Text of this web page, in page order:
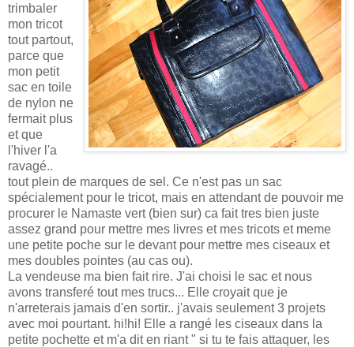
trimbaler
mon tricot
tout partout,
parce que
mon petit
sac en toile
de nylon ne
fermait plus
et que
l'hiver l'a
ravagé..
tout plein de marques de sel. Ce n'est pas un sac
spécialement pour le tricot, mais en attendant de pouvoir me
procurer le Namaste vert (bien sur) ca fait tres bien juste
assez grand pour mettre mes livres et mes tricots et meme
une petite poche sur le devant pour mettre mes ciseaux et
mes doubles pointes (au cas ou).
La vendeuse ma bien fait rire. J'ai choisi le sac et nous
avons transferé tout mes trucs... Elle croyait que je
n'arreterais jamais d'en sortir.. j'avais seulement 3 projets
avec moi pourtant. hi!hi! Elle a rangé les ciseaux dans la
petite pochette et m'a dit en riant " si tu te fais attaquer, les